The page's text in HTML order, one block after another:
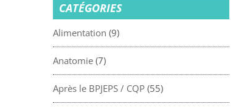
CATÉGORIES
Alimentation (9)
Anatomie(7)
Après le BPJEPS / CQP(55)